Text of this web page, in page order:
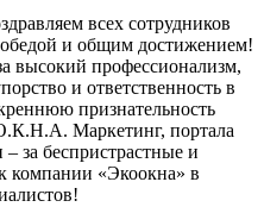
всех сотрудников
и общим достижением!
высокий профессионализм,
и ответственность в
признательность
Маркетинг, портала
беспристрастные и
компании «Экоокна» в